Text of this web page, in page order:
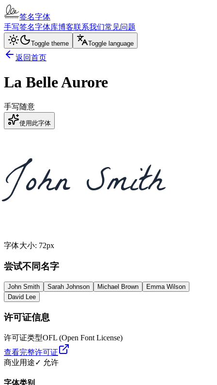
签名字体
手写签名字体库博客联系我们常见问题
Toggle theme Toggle language
返回首页
La Belle Aurore
手写随意
使用此字体
John Smith
字体大小: 72px
尝试不同名字
John Smith Sarah Johnson Michael Brown
Emma Wilson
David Lee
许可证信息
许可证类型OFL (Open Font License)
查看完整许可证
商业用途✓ 允许
字体类别